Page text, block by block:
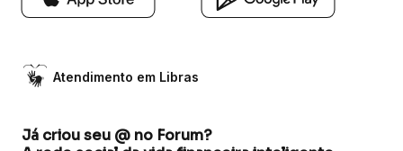
Atendimento em Libras
Já criou seu @ no Forum?